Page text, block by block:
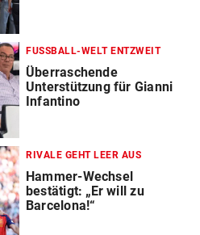
FUSSBALL-WELT ENTZWEIT
Überraschende
Unterstützung für Gianni
Infantino
RIVALE GEHT LEER AUS
Hammer-Wechsel
bestätigt: „Er will zu
Barcelona!“